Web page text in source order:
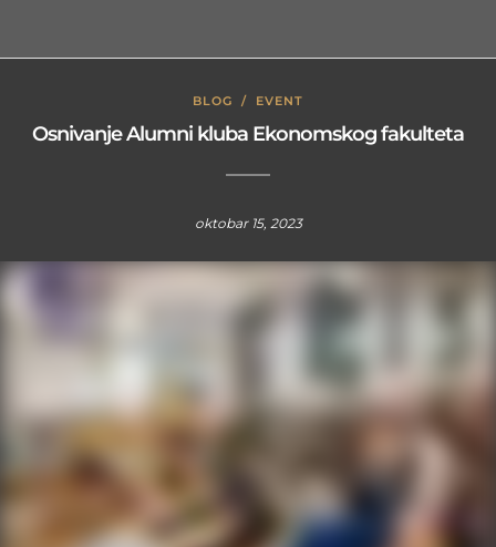
BLOG / EVENT
Osnivanje Alumni kluba Ekonomskog fakulteta
oktobar 15, 2023